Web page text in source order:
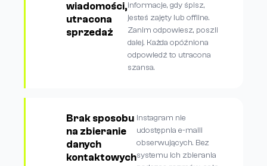
wiadomości,
utracona
sprzedaż
informacje, gdy śpisz,
jesteś zajęty lub offline.
Zanim odpowiesz, poszli
dalej. Każda opóźniona
odpowiedź to utracona
szansa.
Brak sposobu
na zbieranie
danych
kontaktowych
Instagram nie
udostępnia e-maili
obserwujących. Bez
systemu ich zbierania